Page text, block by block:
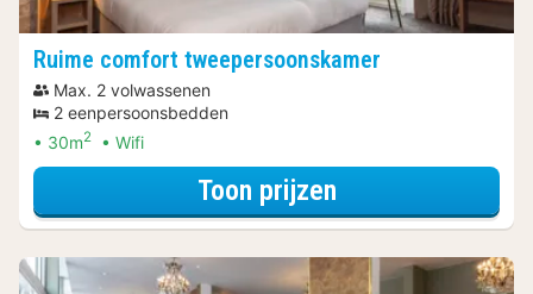
Ruime comfort tweepersoonskamer
Max. 2 volwassenen
2 eenpersoonsbedden
30m2 Wifi
Toon prijzenvoor Upgrade